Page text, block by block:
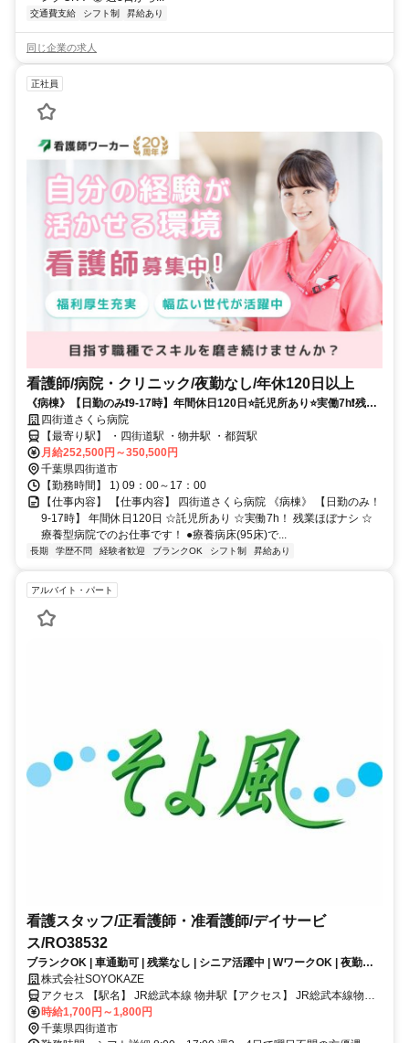
交通費支給 シフト制 昇給あり
同じ企業の求人
正社員
看護師/病院・クリニック/夜勤なし/年休120日以上
《病棟》【日勤のみ❗️9-17時】年間休日120日⭐託児所あり⭐実働7h❗️残業
ほぼナシ⭐療養型病院でのお仕事です❗️
四街道さくら病院
【最寄り駅】 ・四街道駅 ・物井駅 ・都賀駅
月給252,500円～350,500円
千葉県四街道市
【勤務時間】 1) 09：00～17：00
【仕事内容】 【仕事内容】 四街道さくら病院 《病棟》 【日勤のみ！
9-17時】 年間休日120日 ☆託児所あり ☆実働7h！ 残業ほぼナシ ☆
療養型病院でのお仕事です！ ●療養病床(95床)で...
長期 学歴不問 経験者歓迎 ブランクOK シフト制 昇給あり
アルバイト・パート
看護スタッフ/正看護師・准看護師/デイサービ
ス/RO38532
ブランクOK | 車通勤可 | 残業なし | シニア活躍中 | WワークOK | 夜勤な
し | 週3日勤務からOK | 交通費支給 | 福利厚生充実│デイサービス/看護ス
タッフ/パート募集！病院とは違う、寄り添いの看護を。
株式会社SOYOKAZE
アクセス 【駅名】 JR総武本線 物井駅【アクセス】 JR総武本線物井
駅より徒歩20分
時給1,700円～1,800円
千葉県四街道市